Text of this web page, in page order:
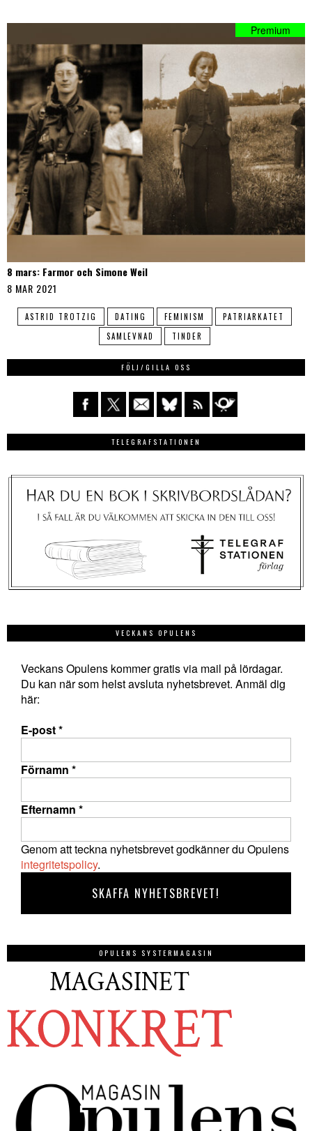
8 mars: Farmor och Simone Weil
8 MAR 2021
ASTRID TROTZIG DATING FEMINISM
PATRIARKATET
SAMLEVNAD
TINDER
FÖLJ/GILLA OSS
TELEGRAFSTATIONEN
VECKANS OPULENS
Veckans Opulens kommer gratis via mail på lördagar.
Du kan när som helst avsluta nyhetsbrevet. Anmäl dig
här:
E-post*
Förnamn *
Efternamn *
Genom att teckna nyhetsbrevet godkänner du Opulens
integritetspolicy.
OPULENS SYSTERMAGASIN